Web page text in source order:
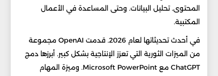
المحتوى. تحليل البيانات. وحتى المساعدة في الأعمال
المكتبية.
في أحدث تحديثاتها لعام 2026. قدمت OpenAI مجموعة
من الميزات الثورية التي تعزز الإنتاجية بشكل كبير. أبرزها دمج
ChatGPT مع Microsoft PowerPoint. وميزة المهام